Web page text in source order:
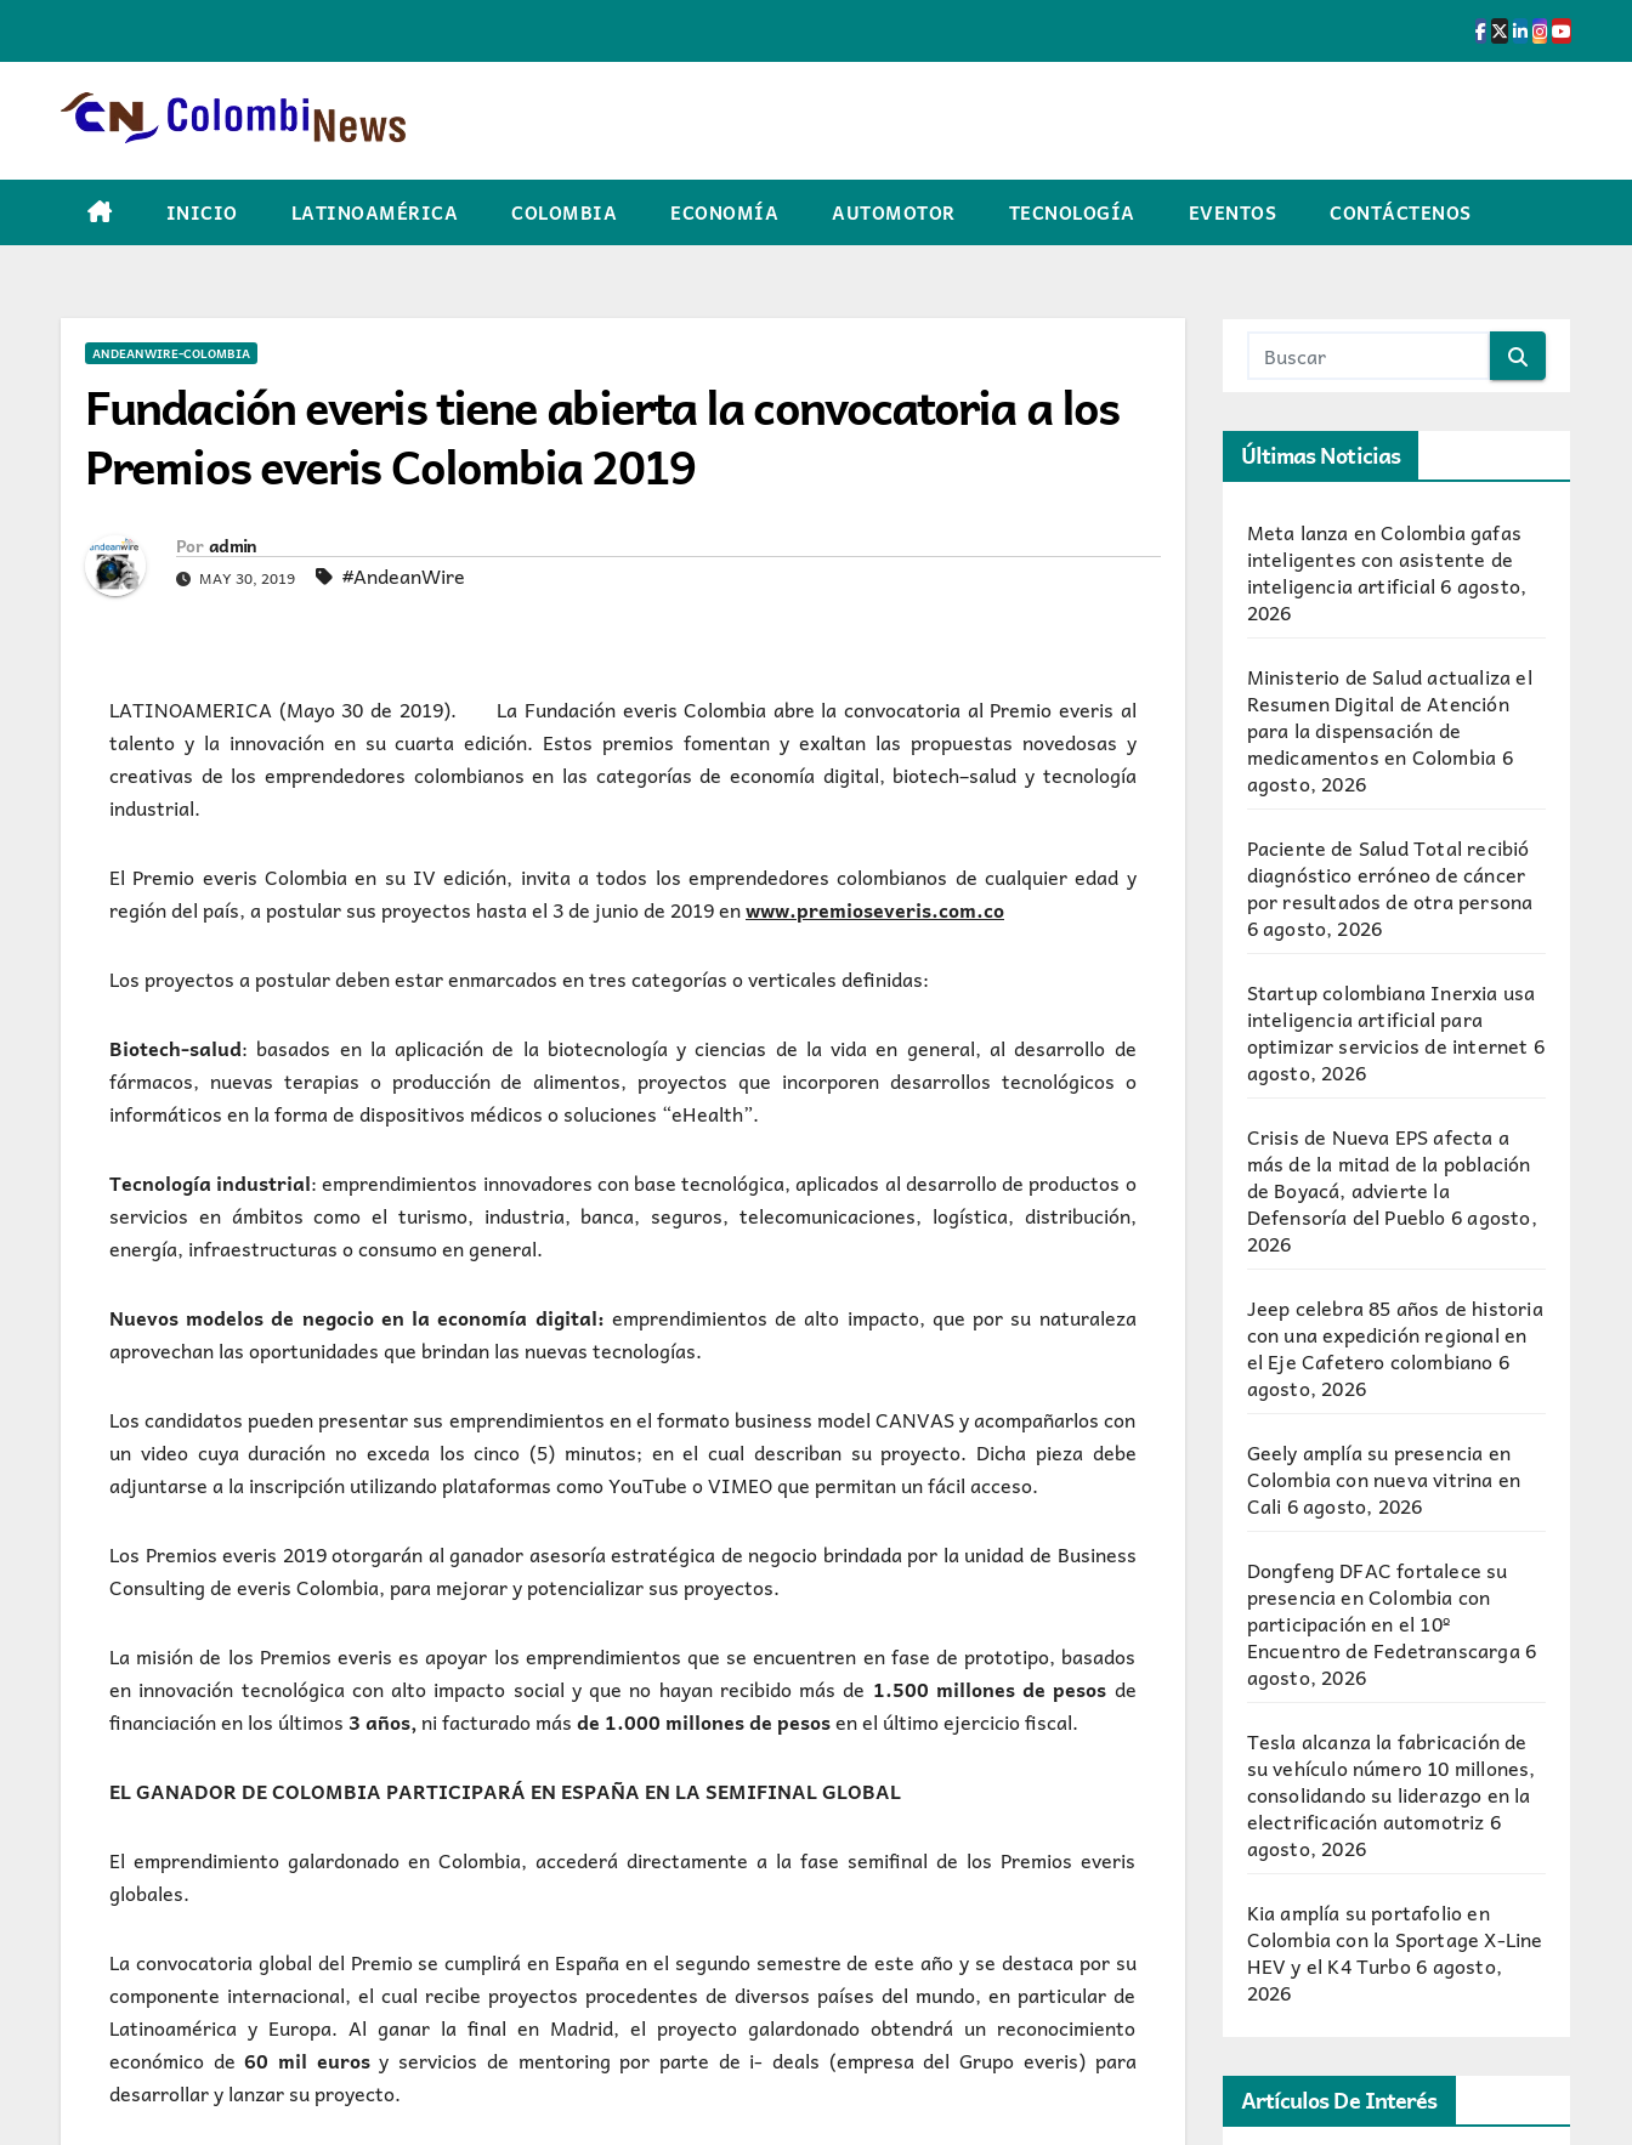
INICIO LATINOAMÉRICA COLOMBIA ECONOMÍA AUTOMOTOR TECNOLOGÍA EVENTOS CONTÁCTENOS
ANDEANWIRE-COLOMBIA
Fundación everis tiene abierta la convocatoria a los
Premios everis Colombia 2019
Por admin
MAY 30, 2019 #AndeanWire
LATINOAMERICA (Mayo 30 de 2019). La Fundación everis Colombia abre la convocatoria al Premio everis al
talento y la innovación en su cuarta edición. Estos premios fomentan y exaltan las propuestas novedosas y
creativas de los emprendedores colombianos en las categorías de economía digital, biotech–salud y tecnología
industrial.
El Premio everis Colombia en su IV edición, invita a todos los emprendedores colombianos de cualquier edad y
región del país, a postular sus proyectos hasta el 3 de junio de 2019 enwww.premioseveris.com.co
Los proyectos a postular deben estar enmarcados en tres categorías o verticales definidas:
Biotech-salud: basados en la aplicación de la biotecnología y ciencias de la vida en general, al desarrollo de
fármacos, nuevas terapias o producción de alimentos, proyectos que incorporen desarrollos tecnológicos o
informáticos en la forma de dispositivos médicos o soluciones “eHealth”.
Tecnología industrial: emprendimientos innovadores con base tecnológica, aplicados al desarrollo de productos o
servicios en ámbitos como el turismo, industria, banca, seguros, telecomunicaciones, logística, distribución,
energía, infraestructuras o consumo en general.
Nuevos modelos de negocio en la economía digital: emprendimientos de alto impacto, que por su naturaleza
aprovechan las oportunidades que brindan las nuevas tecnologías.
Los candidatos pueden presentar sus emprendimientos en el formato business model CANVAS y acompañarlos con
un video cuya duración no exceda los cinco (5) minutos; en el cual describan su proyecto. Dicha pieza debe
adjuntarse a la inscripción utilizando plataformas como YouTube o VIMEO que permitan un fácil acceso.
Los Premios everis 2019 otorgarán al ganador asesoría estratégica de negocio brindada por la unidad de Business
Consulting de everis Colombia, para mejorar y potencializar sus proyectos.
La misión de los Premios everis es apoyar los emprendimientos que se encuentren en fase de prototipo, basados
en innovación tecnológica con alto impacto social y que no hayan recibido más de 1.500 millones de pesos de
financiación en los últimos 3 años,ni facturado másde 1.000 millones de pesosen el último ejercicio fiscal.
EL GANADOR DE COLOMBIA PARTICIPARÁ EN ESPAÑA EN LA SEMIFINAL GLOBAL
El emprendimiento galardonado en Colombia, accederá directamente a la fase semifinal de los Premios everis
globales.
La convocatoria global del Premio se cumplirá en España en el segundo semestre de este año y se destaca por su
componente internacional, el cual recibe proyectos procedentes de diversos países del mundo, en particular de
Latinoamérica y Europa. Al ganar la final en Madrid, el proyecto galardonado obtendrá un reconocimiento
económico de60 mil eurosy servicios de mentoring por parte de i- deals (empresa del Grupo everis) para
desarrollar y lanzar su proyecto.
Últimas Noticias
Meta lanza en Colombia gafas
inteligentes con asistente de
inteligencia artificial 6 agosto,
2026
Ministerio de Salud actualiza el
Resumen Digital de Atención
para la dispensación de
medicamentos en Colombia6
agosto, 2026
Paciente de Salud Total recibió
diagnóstico erróneo de cáncer
por resultados de otra persona
6 agosto, 2026
Startup colombiana Inerxia usa
inteligencia artificial para
optimizar servicios de internet 6
agosto, 2026
Crisis de Nueva EPS afecta a
más de la mitad de la población
de Boyacá, advierte la
Defensoría del Pueblo6 agosto,
2026
Jeep celebra 85 años de historia
con una expedición regional en
el Eje Cafetero colombiano6
agosto, 2026
Geely amplía su presencia en
Colombia con nueva vitrina en
Cali 6 agosto, 2026
Dongfeng DFAC fortalece su
presencia en Colombia con
participación en el 10º
Encuentro de Fedetranscarga6
agosto, 2026
Tesla alcanza la fabricación de
su vehículo número 10 millones,
consolidando su liderazgo en la
electrificación automotriz6
agosto, 2026
Kia amplía su portafolio en
Colombia con la Sportage X-Line
HEV y el K4 Turbo6 agosto,
2026
Artículos De Interés